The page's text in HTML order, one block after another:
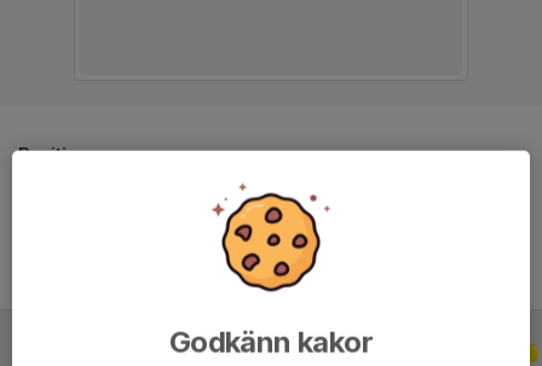
Position
-
11 år
ALLA ÅR
Godkänn kakor